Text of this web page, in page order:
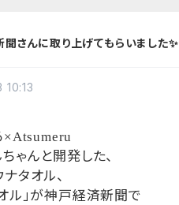
さんに取り上げてもらいました✨
×Atsumeru
ゃんと開発した、
タオル、
ル」が神戸経済新聞で